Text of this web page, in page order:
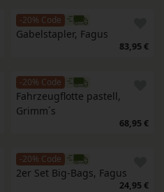
-20% Code
Gabelstapler, Fagus
83,95 €
-20% Code
Fahrzeugflotte pastell,
Grimm´s
68,95 €
-20% Code
2er Set Big-Bags, Fagus
24,95 €